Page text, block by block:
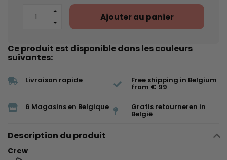
Ajouter au panier
Ce produit est disponible dans les couleurs
suivantes:
Livraison rapide Free shipping in Belgium
from € 99
6 Magasins en Belgique Gratis retourneren in
België
Description du produit
Crew